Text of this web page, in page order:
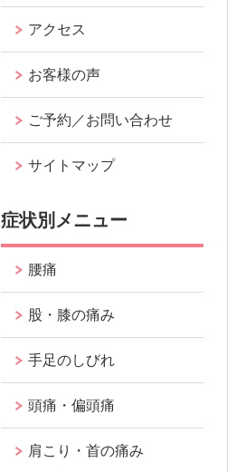
アクセス
お客様の声
ご予約／お問い合わせ
サイトマップ
症状別メニュー
腰痛
股・膝の痛み
手足のしびれ
頭痛・偏頭痛
肩こり・首の痛み